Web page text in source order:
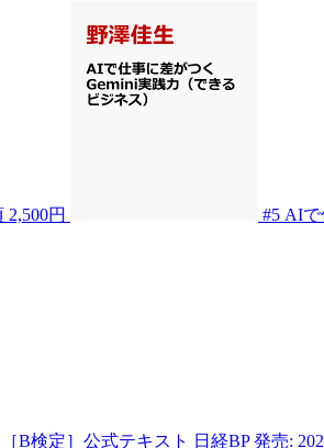
2,500円 #5 AIで
B検定］公式テキスト 日経BP 発売: